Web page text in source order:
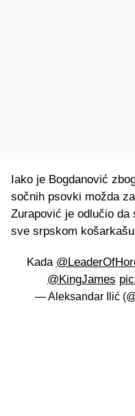
Iako je Bogdanović
sočnih psovki možda
Zurapović je odlučio da
sve srpskom
Kada ⁦
@KingJames
— Aleksandar Ilić